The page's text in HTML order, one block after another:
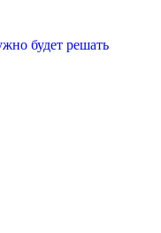
будет решать